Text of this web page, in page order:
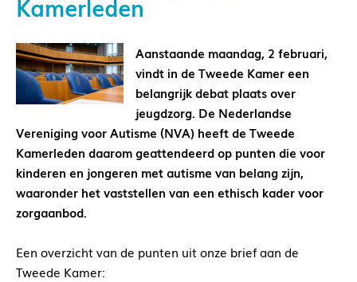
Kamerleden
Aanstaande maandag, 2 februari,
vindt in de Tweede Kamer een
belangrijk debat plaats over
jeugdzorg. De Nederlandse
Vereniging voor Autisme (NVA) heeft de Tweede
Kamerleden daarom geattendeerd op punten die voor
kinderen en jongeren met autisme van belang zijn,
waaronder het vaststellen van een ethisch kader voor
zorgaanbod.
Een overzicht van de punten uit onze brief aan de
Tweede Kamer: